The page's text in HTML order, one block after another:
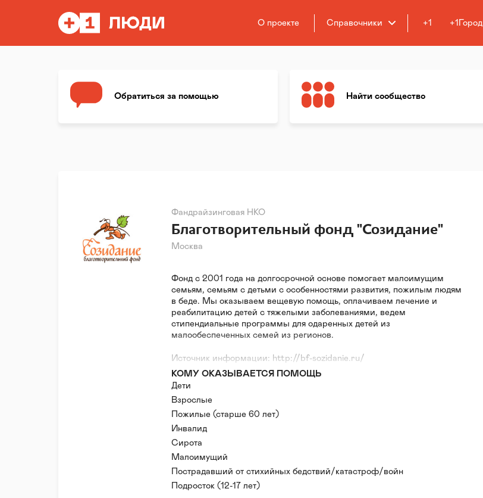
О проекте Справочники +1 +1Город
Обратиться за помощью Найти сообщество
Фандрайзинговая НКО
Благотворительный фонд "Созидание"
Москва
Фонд с 2001 года на долгосрочной основе помогает малоимущим
семьям, семьям с детьми с особенностями развития, пожилым людям
в беде. Мы оказываем вещевую помощь, оплачиваем лечение и
реабилитацию детей с тяжелыми заболеваниями, ведем
стипендиальные программы для одаренных детей из
малообеспеченных семей из регионов.
Источник информации: http://bf-sozidanie.ru/
КОМУ ОКАЗЫВАЕТСЯ ПОМОЩЬ
Дети
Взрослые
Пожилые (старше 60 лет)
Инвалид
Сирота
Малоимущий
Пострадавший от стихийных бедствий/катастроф/войн
Подросток (12-17 лет)